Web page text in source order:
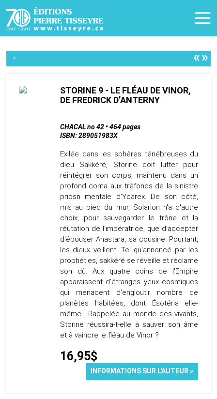
> «»
STORINE 9 - LE FLÉAU DE VINOR,
DE FREDRICK D’ANTERNY
CHACAL no 42 • 464 pages
ISBN: 289051983X
Exilée dans les sphères ténébreuses du
dieu Sakkéré, Storine doit lutter pour
réintégrer son corps, maintenu dans un
profond coma aux tréfonds de la sinistre
priosn mentale d'Ycarex. De son côté,
mis au pied du mur, Solarion n'a d'autre
choix, pour sauvegarder le trône et la
réutation de l'impératrice, que d'accepter
d'épouser Anastara, sa cousine. Pourtant,
les dieux veillent. Tel qu'annoncé par les
prophéties, sakkéré se réveille et réclame
son dû. Aux quatre coins de l'Empire
apparaissent d'étranges yeux cosmiques
qui menacent d'engloutir nombre de
planètes habitées, dont Ésotéria elle-
même ! Rappelée au monde des vivants,
Storine réussira-t-elle à sauver son âme
et à vaincre le fléau de Vinor ?
16,95$
INFORMATIONS SUR L'AUTEUR »